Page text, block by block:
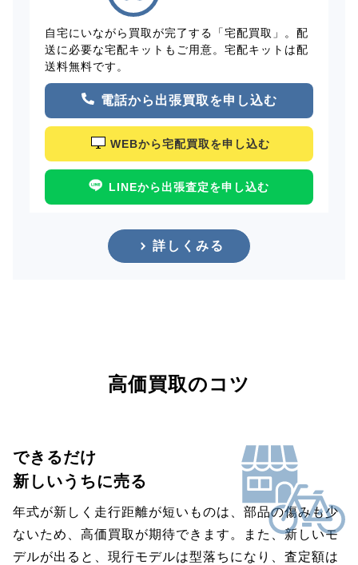
自宅にいながら買取が完了する「宅配買取」。配
送に必要な宅配キットもご用意。宅配キットは配
送料無料です。
電話から出張買取を申し込む
WEBから宅配買取を申し込む
LINEから出張査定を申し込む
詳しくみる
高価買取のコツ
できるだけ
新しいうちに売る
年式が新しく走行距離が短いものは、部品の傷みも少
ないため、高価買取が期待できます。また、新しいモ
デルが出ると、現行モデルは型落ちになり、査定額は